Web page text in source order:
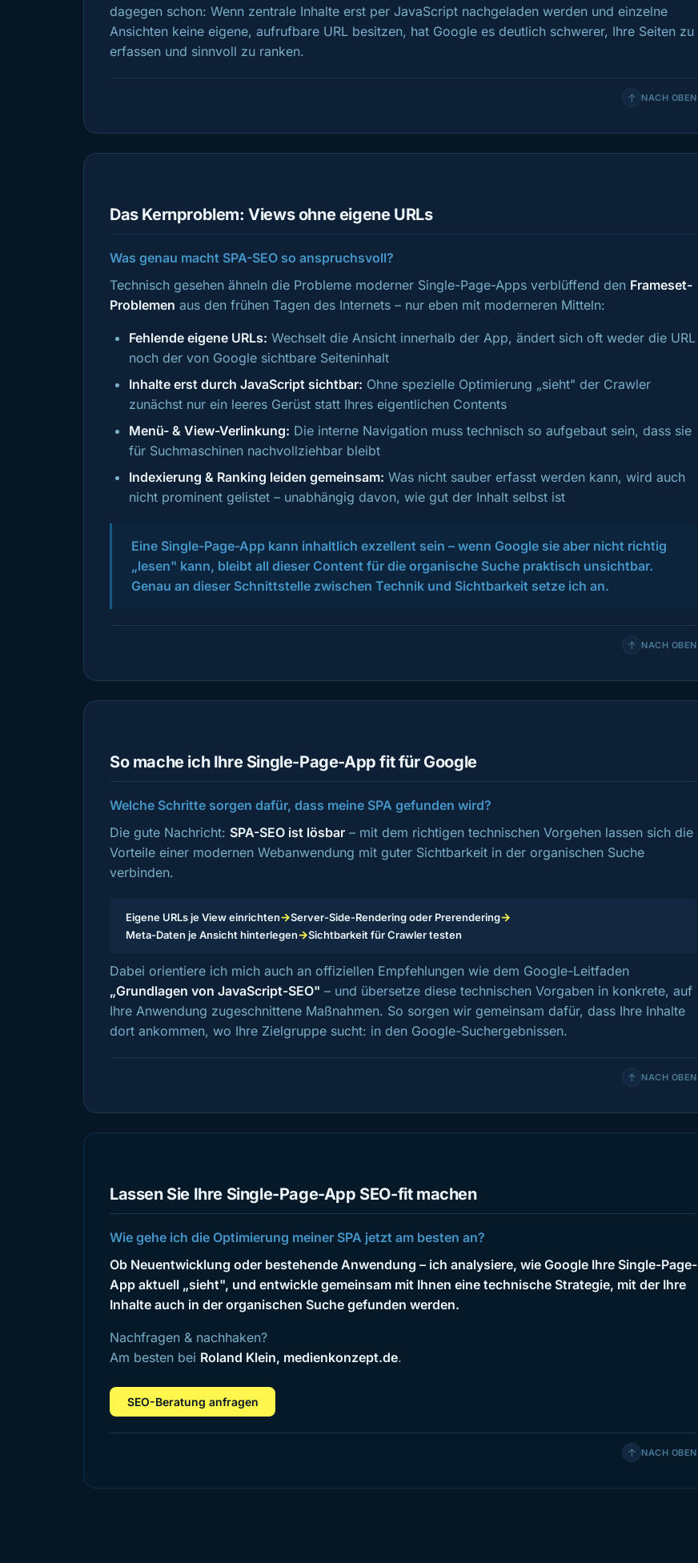
dagegen schon: Wenn zentrale Inhalte erst per JavaScript nachgeladen werden und einzelne
Ansichten keine eigene, aufrufbare URL besitzen, hat Google es deutlich schwerer, Ihre Seiten zu
erfassen und sinnvoll zu ranken.
↑ NACH OBEN
Das Kernproblem: Views ohne eigene URLs
Was genau macht SPA-SEO so anspruchsvoll?
Technisch gesehen ähneln die Probleme moderner Single-Page-Apps verblüffend den Frameset-
Problemen aus den frühen Tagen des Internets – nur eben mit moderneren Mitteln:
Fehlende eigene URLs: Wechselt die Ansicht innerhalb der App, ändert sich oft weder die URL
noch der von Google sichtbare Seiteninhalt
Inhalte erst durch JavaScript sichtbar: Ohne spezielle Optimierung „sieht" der Crawler
zunächst nur ein leeres Gerüst statt Ihres eigentlichen Contents
Menü- & View-Verlinkung: Die interne Navigation muss technisch so aufgebaut sein, dass sie
für Suchmaschinen nachvollziehbar bleibt
Indexierung & Ranking leiden gemeinsam: Was nicht sauber erfasst werden kann, wird auch
nicht prominent gelistet – unabhängig davon, wie gut der Inhalt selbst ist
Eine Single-Page-App kann inhaltlich exzellent sein – wenn Google sie aber nicht richtig
„lesen" kann, bleibt all dieser Content für die organische Suche praktisch unsichtbar.
Genau an dieser Schnittstelle zwischen Technik und Sichtbarkeit setze ich an.
↑ NACH OBEN
So mache ich Ihre Single-Page-App fit für Google
Welche Schritte sorgen dafür, dass meine SPA gefunden wird?
Die gute Nachricht: SPA-SEO ist lösbar – mit dem richtigen technischen Vorgehen lassen sich die
Vorteile einer modernen Webanwendung mit guter Sichtbarkeit in der organischen Suche
verbinden.
Eigene URLs je View einrichten→Server-Side-Rendering oder Prerendering→
Meta-Daten je Ansicht hinterlegen→Sichtbarkeit für Crawler testen
Dabei orientiere ich mich auch an offiziellen Empfehlungen wie dem Google-Leitfaden
„Grundlagen von JavaScript-SEO" – und übersetze diese technischen Vorgaben in konkrete, auf
Ihre Anwendung zugeschnittene Maßnahmen. So sorgen wir gemeinsam dafür, dass Ihre Inhalte
dort ankommen, wo Ihre Zielgruppe sucht: in den Google-Suchergebnissen.
↑ NACH OBEN
Lassen Sie Ihre Single-Page-App SEO-fit machen
Wie gehe ich die Optimierung meiner SPA jetzt am besten an?
Ob Neuentwicklung oder bestehende Anwendung – ich analysiere, wie Google Ihre Single-Page-
App aktuell „sieht", und entwickle gemeinsam mit Ihnen eine technische Strategie, mit der Ihre
Inhalte auch in der organischen Suche gefunden werden.
Nachfragen & nachhaken?
Am besten bei Roland Klein, medienkonzept.de.
SEO-Beratung anfragen
↑ NACH OBEN